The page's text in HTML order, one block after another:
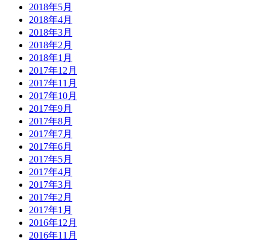
2018年5月
2018年4月
2018年3月
2018年2月
2018年1月
2017年12月
2017年11月
2017年10月
2017年9月
2017年8月
2017年7月
2017年6月
2017年5月
2017年4月
2017年3月
2017年2月
2017年1月
2016年12月
2016年11月